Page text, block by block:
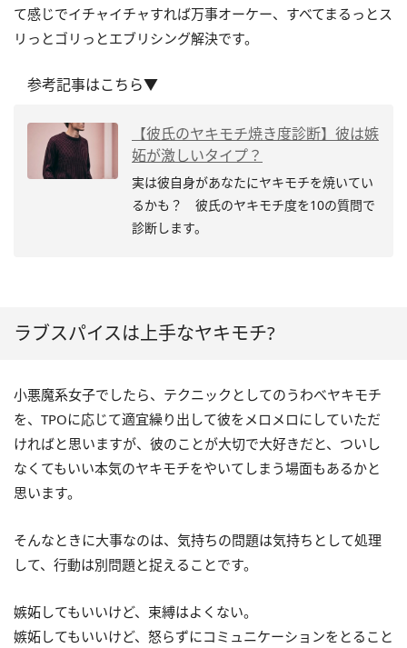
て感じでイチャイチャすれば万事オーケー、すべてまるっとス
リっとゴリっとエブリシング解決です。
参考記事はこちら▼
【彼氏のヤキモチ焼き度診断】彼は嫉
妬が激しいタイプ？
実は彼自身があなたにヤキモチを焼いてい
るかも？ 彼氏のヤキモチ度を10の質問で
診断します。
ラブスパイスは上手なヤキモチ?
小悪魔系女子でしたら、テクニックとしてのうわべヤキモチ
を、TPOに応じて適宜繰り出して彼をメロメロにしていただ
ければと思いますが、彼のことが大切で大好きだと、ついし
なくてもいい本気のヤキモチをやいてしまう場面もあるかと
思います。
そんなときに大事なのは、気持ちの問題は気持ちとして処理
して、行動は別問題と捉えることです。
嫉妬してもいいけど、束縛はよくない。
嫉妬してもいいけど、怒らずにコミュニケーションをとること